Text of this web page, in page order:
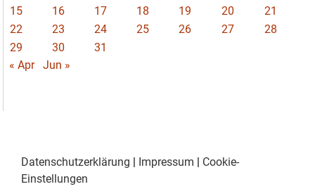
15
16 17 18 19 20
21
22
23 24 25 26 27
28
29
30
31
« Apr
Jun »
Datenschutzerklärung | Impressum | Cookie-
Einstellungen